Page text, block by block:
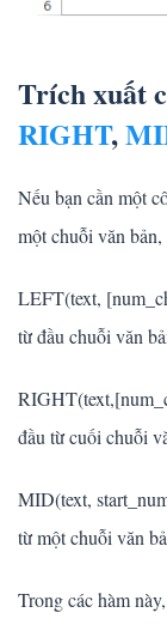
Trích xuất
RIGHT,
Nếu bạn cần một
một chuỗi văn
LEFT(text,
từ đầu chuỗi văn
đầu từ cuối chuỗi
MID(text,
từ một chuỗi văn
Trong các hàm